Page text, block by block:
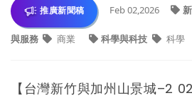
推廣新聞稿 Feb 02,2026
與服務 商業 科學與科技 科學
【台灣新竹與加州山景城–2